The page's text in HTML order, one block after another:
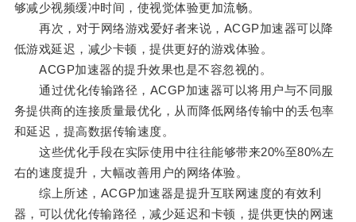
够减少视频缓冲时间，使视觉体验更加流畅。
再次，对于网络游戏爱好者来说，ACGP加速器可以降
低游戏延迟，减少卡顿，提供更好的游戏体验。
ACGP加速器的提升效果也是不容忽视的。
通过优化传输路径，ACGP加速器可以将用户与不同服
务提供商的连接质量最优化，从而降低网络传输中的丢包率
和延迟，提高数据传输速度。
这些优化手段在实际使用中往往能够带来20%至80%左
右的速度提升，大幅改善用户的网络体验。
综上所述，ACGP加速器是提升互联网速度的有效利
器，可以优化传输路径，减少延迟和卡顿，提供更快的网速